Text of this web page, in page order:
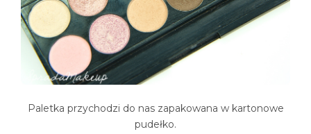
Paletka przychodzi do nas zapakowana w kartonowe
pudełko.